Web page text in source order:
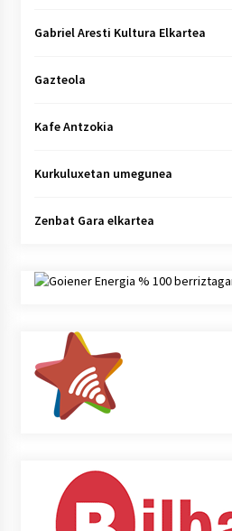
Gabriel Aresti Kultura Elkartea
Gazteola
Kafe Antzokia
Kurkuluxetan umegunea
Zenbat Gara elkartea